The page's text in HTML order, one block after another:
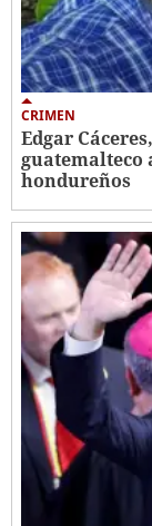
CRIMEN
Edgar
guatemalteco
hondureños